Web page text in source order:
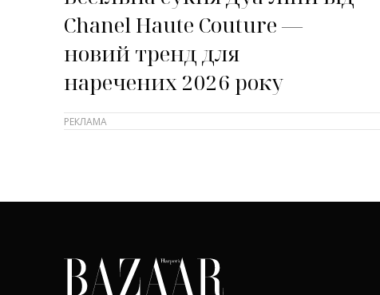
Chanel Haute Couture —
новий тренд для
наречених 2026 року